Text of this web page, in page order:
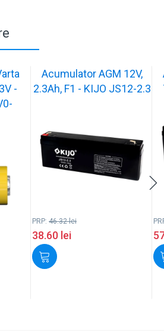
-
Acumulator AGM 12V,
2.3Ah, F1 - KIJO JS12-2.3
PRP: 46.32lei
38.60 lei